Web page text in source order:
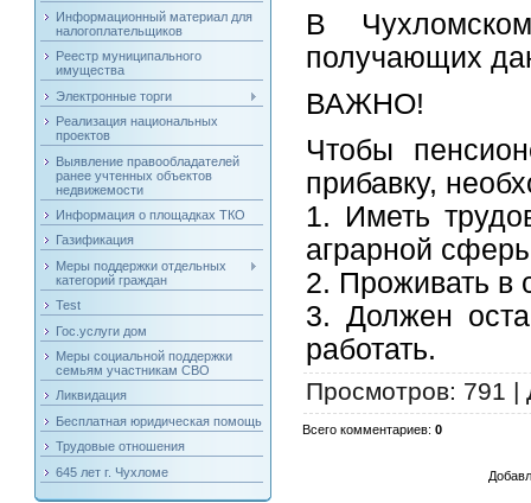
Информационный материал для
налогоплательщиков
Реестр муниципального
имущества
Электронные торги
Реализация национальных
проектов
Выявление правообладателей
ранее учтенных объектов
недвижемости
Информация о площадках ТКО
Газификация
Меры поддержки отдельных
категорий граждан
Test
Гос.услуги дом
Меры социальной поддержки
семьям участникам СВО
Ликвидация
Бесплатная юридическая помощь
Трудовые отношения
645 лет г. Чухломе
В
получающих
ВАЖНО!
Чтобы
прибавку,
1. Иметь
аграрной
2. Проживать в
3. Должен
работать.
Просмотров: 791 |
Всего комментариев:0